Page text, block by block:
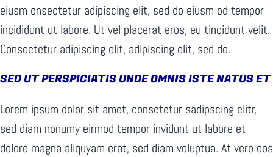
eiusm onsectetur adipiscing elit, sed do eiusm od tempor
incididunt ut labore. Ut vel placerat eros, eu tincidunt velit.
Consectetur adipiscing elit, adipiscing elit, sed do.
SED UT PERSPICIATIS UNDE OMNIS ISTE NATUS ET
Lorem ipsum dolor sit amet, consetetur sadipscing elitr,
sed diam nonumy eirmod tempor invidunt ut labore et
dolore magna aliquyam erat, sed diam voluptua. At vero eos